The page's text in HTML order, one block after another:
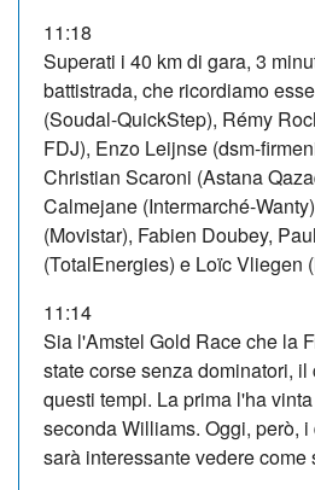
11:18
Superati i 40 km di gara, 3
battistrada, che ricordiamo
(Soudal-QuickStep), Rémy
FDJ), Enzo Leijnse (dsm-
Christian Scaroni (Astana
Calmejane (Intermarché-
(Movistar), Fabien Doubey,
(TotalEnergies) e Loïc Vliegen
11:14
Sia l'Amstel Gold Race che la
state corse senza dominatori,
questi tempi. La prima l'ha
seconda Williams. Oggi, però,
sarà interessante vedere come